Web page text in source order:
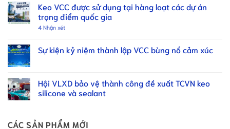
Keo VCC được sử dụng tại hàng loạt các dự án
trọng điểm quốc gia
4 Nhận xét
Sự kiện kỷ niệm thành lập VCC bùng nổ cảm xúc
Hội VLXD bảo vệ thành công đề xuất TCVN keo
silicone và sealant
CÁC SẢN PHẨM MỚI